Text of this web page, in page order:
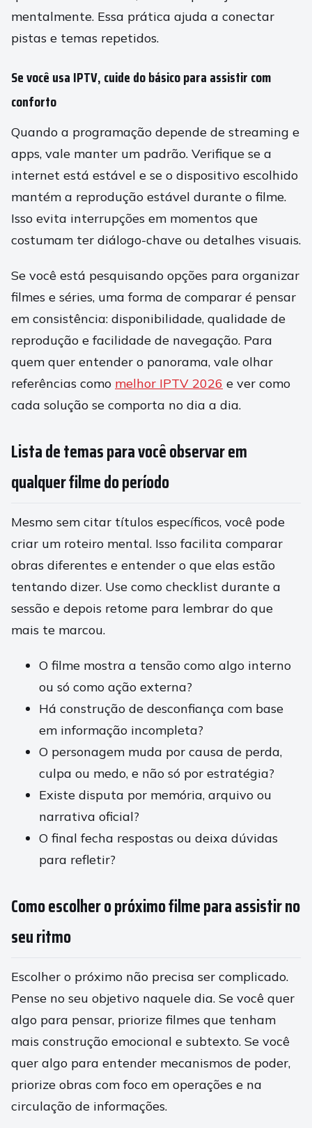
mentalmente. Essa prática ajuda a conectar
pistas e temas repetidos.
Se você usa IPTV, cuide do básico para assistir com
conforto
Quando a programação depende de streaming e
apps, vale manter um padrão. Verifique se a
internet está estável e se o dispositivo escolhido
mantém a reprodução estável durante o filme.
Isso evita interrupções em momentos que
costumam ter diálogo-chave ou detalhes visuais.
Se você está pesquisando opções para organizar
filmes e séries, uma forma de comparar é pensar
em consistência: disponibilidade, qualidade de
reprodução e facilidade de navegação. Para
quem quer entender o panorama, vale olhar
referências como melhor IPTV 2026 e ver como
cada solução se comporta no dia a dia.
Lista de temas para você observar em
qualquer filme do período
Mesmo sem citar títulos específicos, você pode
criar um roteiro mental. Isso facilita comparar
obras diferentes e entender o que elas estão
tentando dizer. Use como checklist durante a
sessão e depois retome para lembrar do que
mais te marcou.
O filme mostra a tensão como algo interno
ou só como ação externa?
Há construção de desconfiança com base
em informação incompleta?
O personagem muda por causa de perda,
culpa ou medo, e não só por estratégia?
Existe disputa por memória, arquivo ou
narrativa oficial?
O final fecha respostas ou deixa dúvidas
para refletir?
Como escolher o próximo filme para assistir no
seu ritmo
Escolher o próximo não precisa ser complicado.
Pense no seu objetivo naquele dia. Se você quer
algo para pensar, priorize filmes que tenham
mais construção emocional e subtexto. Se você
quer algo para entender mecanismos de poder,
priorize obras com foco em operações e na
circulação de informações.